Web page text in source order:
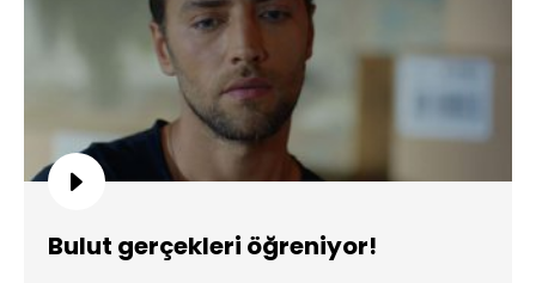
Bulut gerçekleri öğreniyor!